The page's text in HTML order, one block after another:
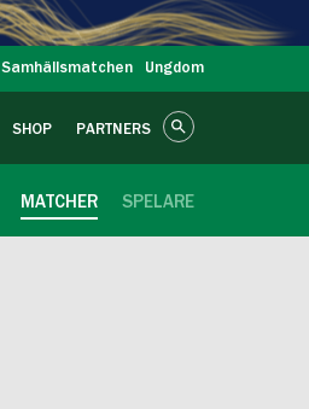
Samhällsmatchen Ungdom
SHOP PARTNERS
SPELARE
MATCHER